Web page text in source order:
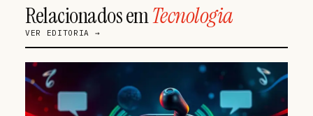
Relacionados emTecnologia
VER EDITORIA →